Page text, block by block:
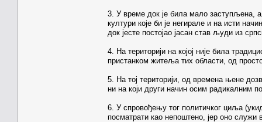
3. У време док је била мало заступљена,
култури које би је негирале и на исти
док јесте постојао јасан став људи из
4. На територији на којој није била
пристанком житеља тих области, од
5. На тој територији, од времена њене
ни на који други начин осим радикалним
6. У спровођењу тог политичког циља
посматрати као непоштено, јер оно